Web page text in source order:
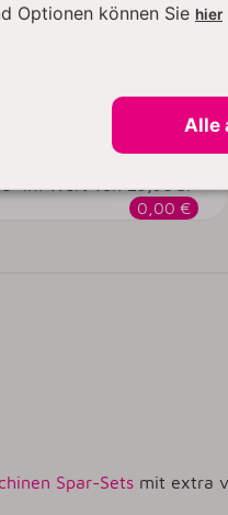
Professional
im Wert von 29,90€!
0,00 €
Spar-Sets mit extra
Optionen können Sie hier
Alle